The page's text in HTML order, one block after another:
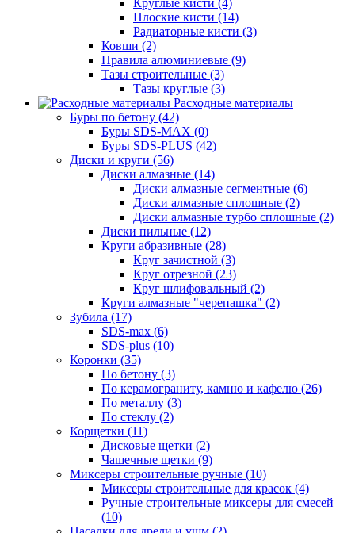
Круглые кисти (4)
Плоские кисти (14)
Радиаторные кисти (3)
Ковши (2)
Правила алюминиевые (9)
Тазы строительные (3)
Тазы круглые (3)
Расходные материалы
Буры по бетону (42)
Буры SDS-MAX (0)
Буры SDS-PLUS (42)
Диски и круги (56)
Диски алмазные (14)
Диски алмазные сегментные (6)
Диски алмазные сплошные (2)
Диски алмазные турбо сплошные (2)
Диски пильные (12)
Круги абразивные (28)
Круг зачистной (3)
Круг отрезной (23)
Круг шлифовальный (2)
Круги алмазные "черепашка" (2)
Зубила (17)
SDS-max (6)
SDS-plus (10)
Коронки (35)
По бетону (3)
По керамограниту, камню и кафелю (26)
По металлу (3)
По стеклу (2)
Корщетки (11)
Дисковые щетки (2)
Чашечные щетки (9)
Миксеры строительные ручные (10)
Миксеры строительные для красок (4)
Ручные строительные миксеры для смесей
(10)